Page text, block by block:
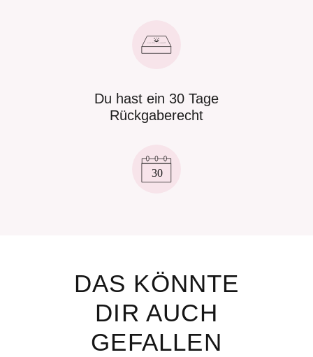
Du hast ein 30 Tage
Rückgaberecht
DAS KÖNNTE
DIR AUCH
GEFALLEN